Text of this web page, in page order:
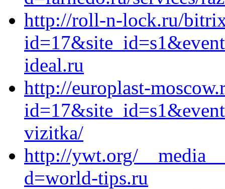
http://roll-n-lock.ru/
ideal.ru
http://europlast-
vizitka/
http://ywt.org/
d=world-tips.ru